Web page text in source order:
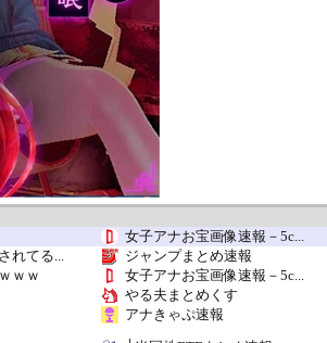
女子アナお宝画像速報－5c...
れてる...
ジャンプまとめ速報
ｗｗ
女子アナお宝画像速報－5c...
やる夫まとめくす
アナきゃぷ速報